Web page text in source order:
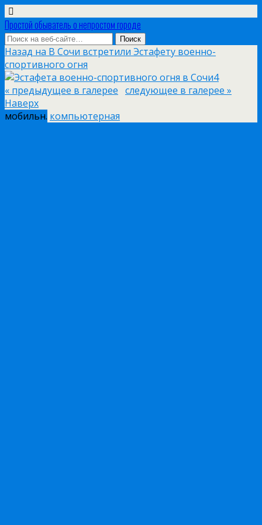
Простой обыватель о непростом городе
Назад на В Сочи встретили Эстафету военно-
спортивного огня
« предыдущее в галерее следующее в галерее »
Наверх
мобильн. компьютерная